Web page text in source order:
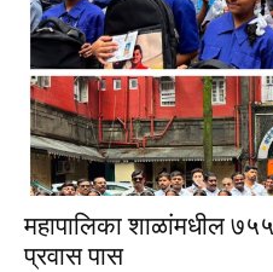
महापालिका शाळांमधील ७५५
प्रवास पास